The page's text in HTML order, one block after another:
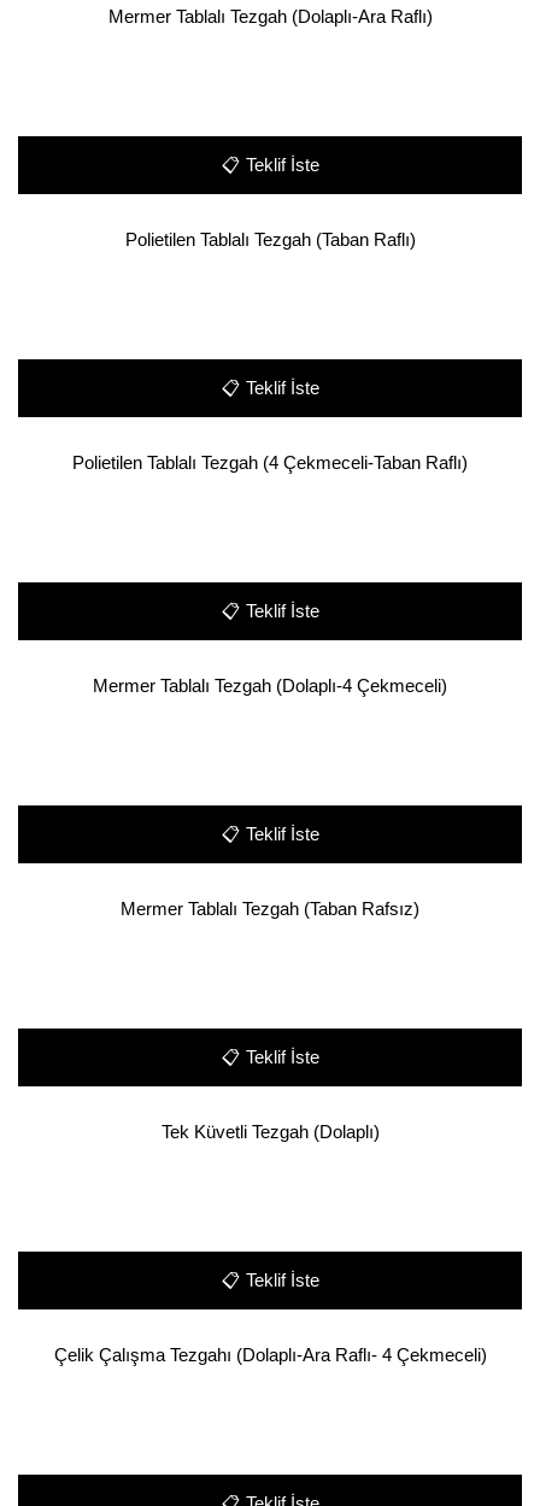
Mermer Tablalı Tezgah (Dolaplı-Ara Raflı)
📋 Teklif İste
Polietilen Tablalı Tezgah (Taban Raflı)
📋 Teklif İste
Polietilen Tablalı Tezgah (4 Çekmeceli-Taban Raflı)
📋 Teklif İste
Mermer Tablalı Tezgah (Dolaplı-4 Çekmeceli)
📋 Teklif İste
Mermer Tablalı Tezgah (Taban Rafsız)
📋 Teklif İste
Tek Küvetli Tezgah (Dolaplı)
📋 Teklif İste
Çelik Çalışma Tezgahı (Dolaplı-Ara Raflı- 4 Çekmeceli)